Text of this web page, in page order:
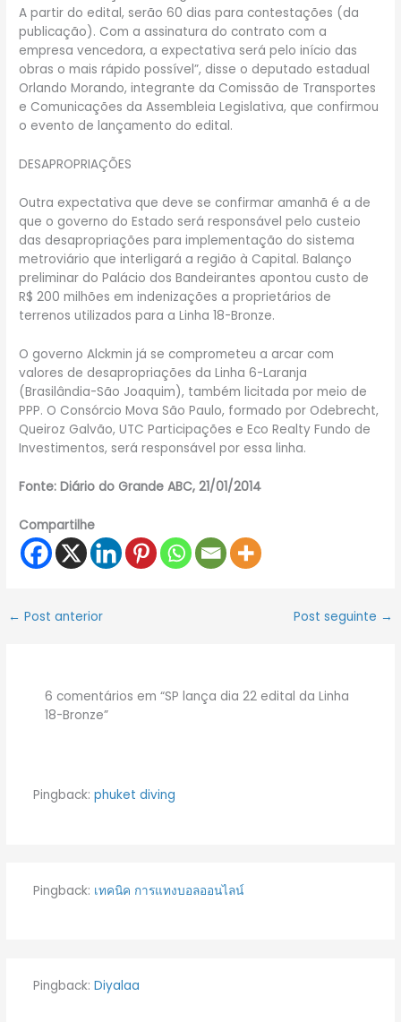
A partir do edital, serão 60 dias para contestações (da
publicação). Com a assinatura do contrato com a
empresa vencedora, a expectativa será pelo início das
obras o mais rápido possível”, disse o deputado estadual
Orlando Morando, integrante da Comissão de Transportes
e Comunicações da Assembleia Legislativa, que confirmou
o evento de lançamento do edital.
DESAPROPRIAÇÕES
Outra expectativa que deve se confirmar amanhã é a de
que o governo do Estado será responsável pelo custeio
das desapropriações para implementação do sistema
metroviário que interligará a região à Capital. Balanço
preliminar do Palácio dos Bandeirantes apontou custo de
R$ 200 milhões em indenizações a proprietários de
terrenos utilizados para a Linha 18-Bronze.
O governo Alckmin já se comprometeu a arcar com
valores de desapropriações da Linha 6-Laranja
(Brasilândia-São Joaquim), também licitada por meio de
PPP. O Consórcio Mova São Paulo, formado por Odebrecht,
Queiroz Galvão, UTC Participações e Eco Realty Fundo de
Investimentos, será responsável por essa linha.
Fonte: Diário do Grande ABC, 21/01/2014
Compartilhe
← Post anterior Post seguinte →
6 comentários em “SP lança dia 22 edital da Linha
18-Bronze”
Pingback: phuket diving
Pingback: เทคนิค การแทงบอลออนไลน์
Pingback: Diyalaa